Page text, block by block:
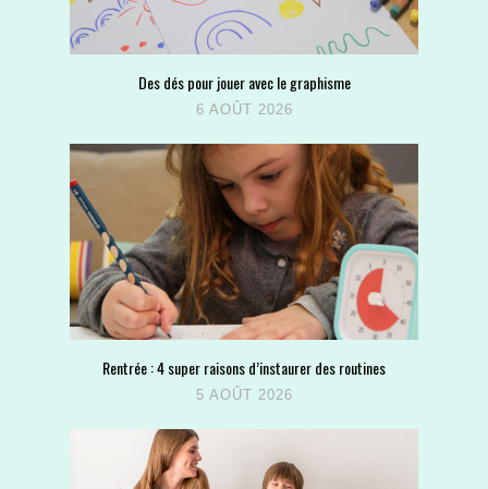
Des dés pour jouer avec le graphisme
6 AOÛT 2026
Rentrée : 4 super raisons d’instaurer des routines
5 AOÛT 2026